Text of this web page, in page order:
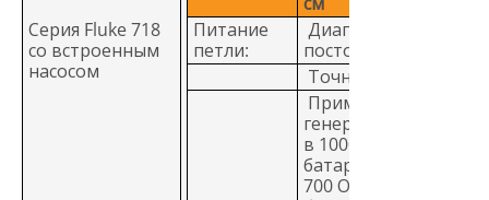
Серия Fluke 718
со встроенным
насосом
Питание
петли:
Диапазон: 24 В
постоянного тока
Точность: +/- 10%
Примечание:
генерация: 20 мА
в 1000 Ом для
батареи > 6,8 В;
700 Ом для